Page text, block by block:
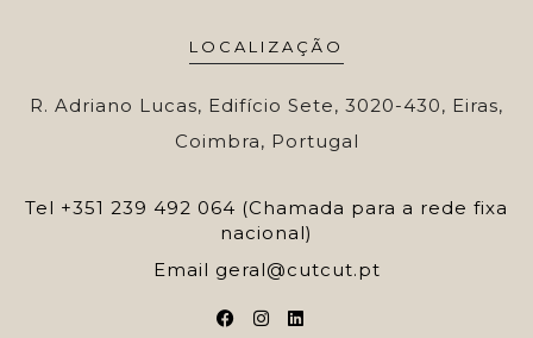
LOCALIZAÇÃO
R. Adriano Lucas, Edifício Sete, 3020-430, Eiras,
Coimbra, Portugal
Tel +351 239 492 064 (Chamada para a rede fixa
nacional)
Email geral@cutcut.pt